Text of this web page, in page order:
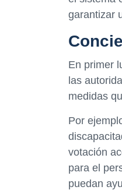
garantizar
En primer
las
medidas
Por
votación
para el
puedan